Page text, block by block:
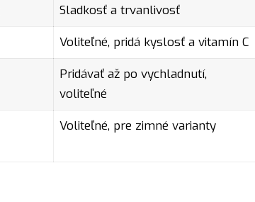
Sladkosť a trvanlivosť
Voliteľné, pridá kyslosť a vitamín C
Pridávať až po vychladnutí,
voliteľné
Voliteľné, pre zimné varianty